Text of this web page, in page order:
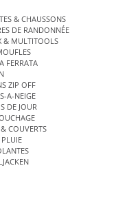
& CHAUSSONS
DE RANDONNÉE
& MULTITOOLS
FERRATA
ZIP OFF
A-NEIGE
DE JOUR
COUVERTS
PLUIE